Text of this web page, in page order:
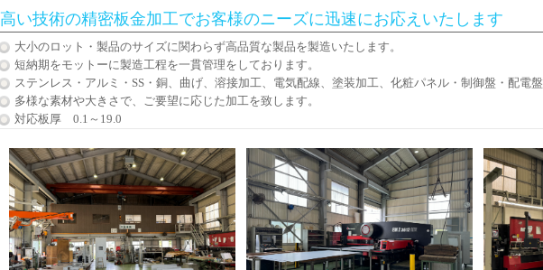
高い技術の精密板金加工でお客様のニーズに迅速にお応えいたします
大小のロット・製品のサイズに関わらず高品質な製品を製造いたします。
短納期をモットーに製造工程を一貫管理をしております。
ステンレス・アルミ・SS・銅、曲げ、溶接加工、
電気配線、 塗装加工、 化粧パネル・制御盤・配電盤
多様な素材や大きさで、ご要望に応じた加工を致します。
対応板厚 0.1～19.0